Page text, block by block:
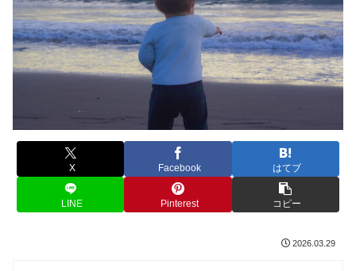
X Facebook はてブ
LINE Pinterest コピー
2026.03.29